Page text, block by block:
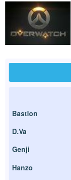
Bastion
D.Va
Genji
Hanzo